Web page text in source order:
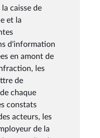
caisse de
et la
d'information
en amont de
les
de
chaque
constats
acteurs, les
de la